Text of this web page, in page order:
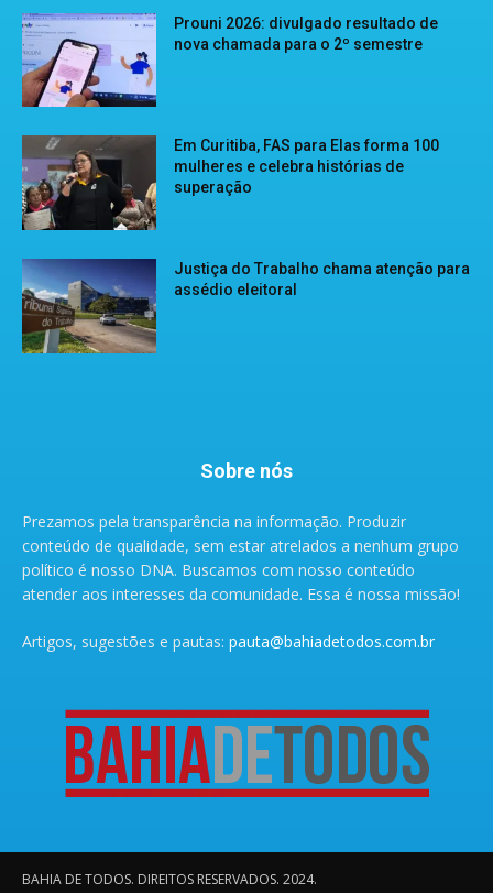
Prouni 2026: divulgado resultado de
nova chamada para o 2º semestre
Em Curitiba, FAS para Elas forma 100
mulheres e celebra histórias de
superação
Justiça do Trabalho chama atenção para
assédio eleitoral
Sobre nós
Prezamos pela transparência na informação. Produzir
conteúdo de qualidade, sem estar atrelados a nenhum grupo
político é nosso DNA. Buscamos com nosso conteúdo
atender aos interesses da comunidade. Essa é nossa missão!
Artigos, sugestões e pautas: pauta@bahiadetodos.com.br
BAHIA DE TODOS. DIREITOS RESERVADOS. 2024.